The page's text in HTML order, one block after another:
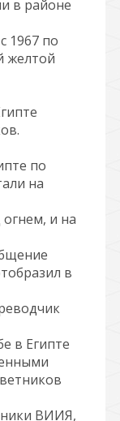
в районе
1967 по
желтой
по
на
и на
в
в Египте
ВИИЯ,